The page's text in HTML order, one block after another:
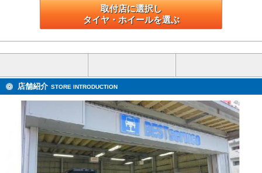
取付店に選択し
タイヤ・ホイールを選ぶ
店舗紹介 STORE INTRODUCTION